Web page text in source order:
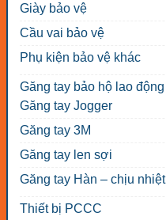
Giày bảo vệ
Cầu vai bảo vệ
Phụ kiện bảo vệ khác
Găng tay bảo hộ lao động
Găng tay Jogger
Găng tay 3M
Găng tay len sợi
Găng tay Hàn – chịu nhiệt
Thiết bị PCCC